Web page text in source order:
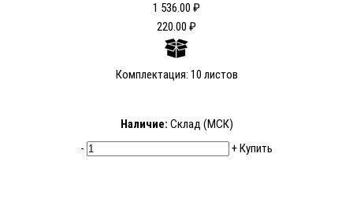
1 536.00 ₽
220.00 ₽
Комплектация: 10 листов
Наличие: Склад (МСК)
-
+Купить